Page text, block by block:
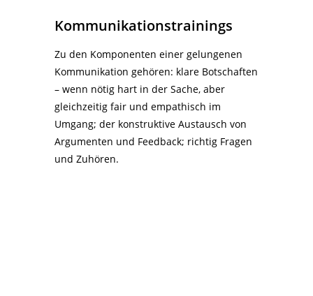
Kommunikationstrainings
Zu den Komponenten einer gelungenen
Kommunikation gehören: klare Botschaften
– wenn nötig hart in der Sache, aber
gleichzeitig fair und empathisch im
Umgang; der konstruktive Austausch von
Argumenten und Feedback; richtig Fragen
und Zuhören.